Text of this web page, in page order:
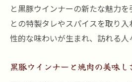
と黒豚ウインナーの新たな魅力
との特製タレやスパイスを取り
性的な味わいが生まれ、訪れる人
黒豚ウインナーと焼肉の美味し